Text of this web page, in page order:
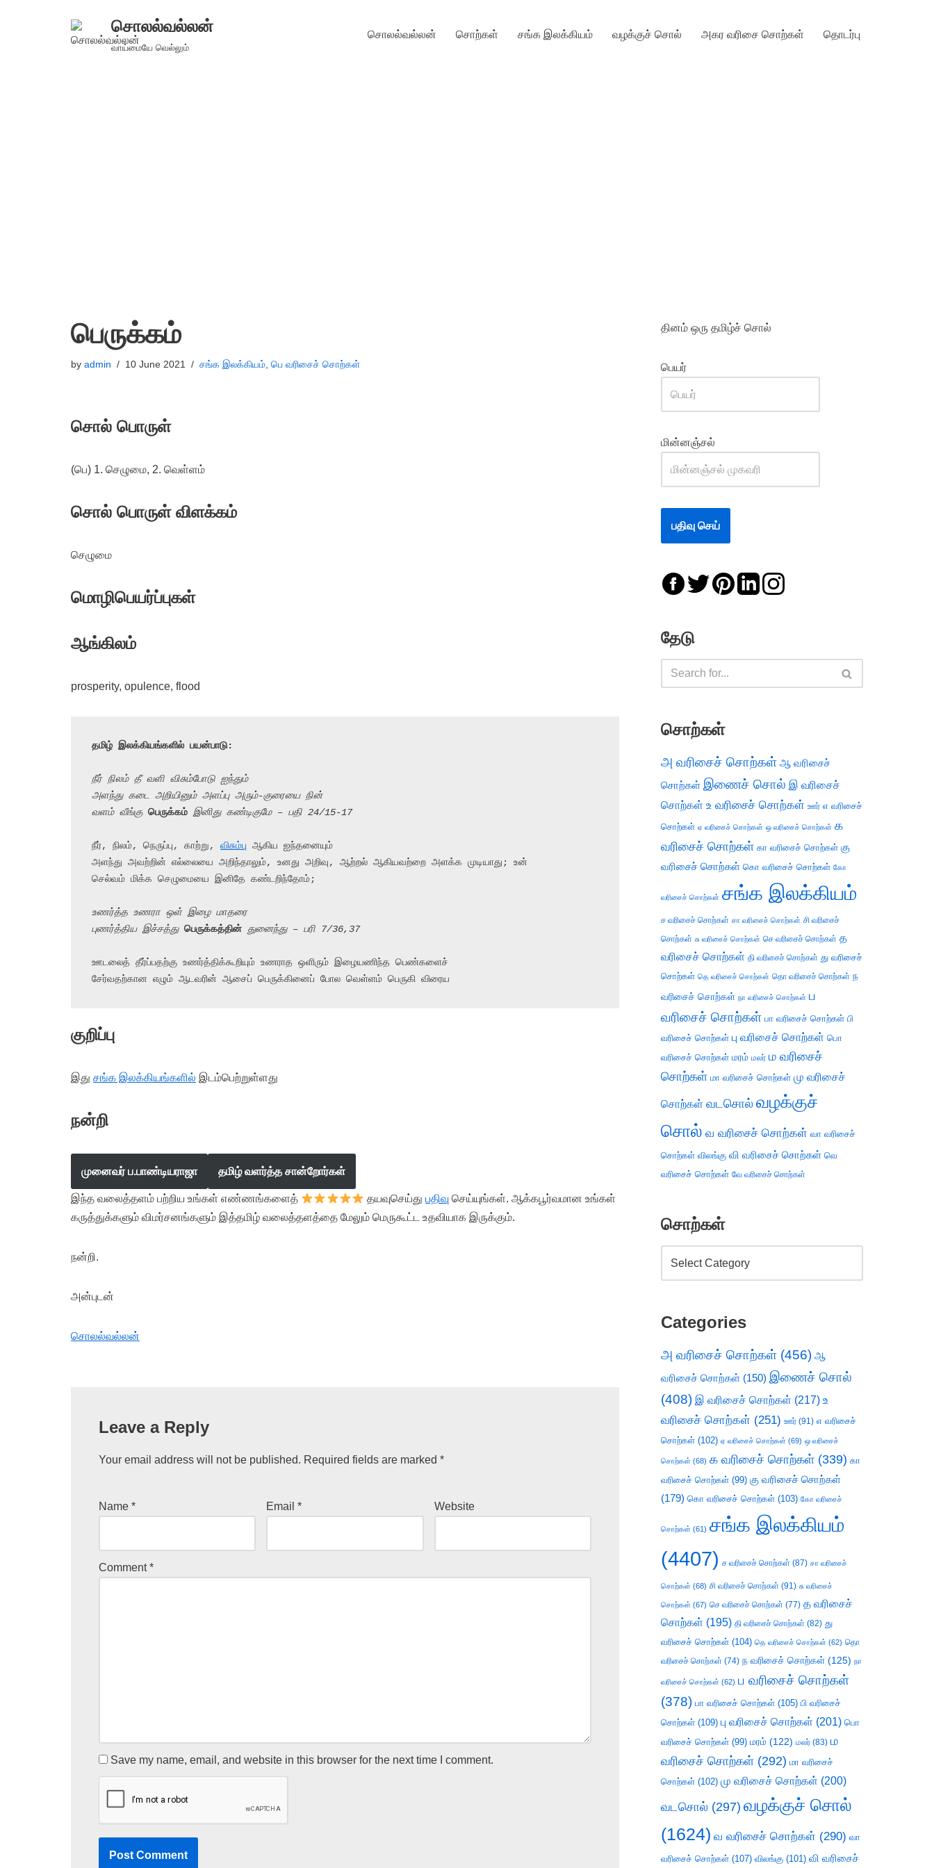
சொலல்வல்லன்
வாய்மையே வெல்லும்
சொலல்வல்லன் சொற்கள் சங்க இலக்கியம் வழக்குச் சொல் அகர வரிசை சொற்கள் தொடர்பு
பெருக்கம்
by admin 10 June 2021 சங்க இலக்கியம் பெ வரிசைச் சொற்கள்
சொல் பொருள்
(பெ) 1. செழுமை, 2. வெள்ளம்
சொல் பொருள் விளக்கம்
செழுமை
மொழிபெயர்ப்புகள்
ஆங்கிலம்
prosperity, opulence, flood
தமிழ் இலக்கியங்களில் பயன்பாடு:
நீர் நிலம் தீ வளி விசும்போடு ஐந்தும்
அளந்து கடை அறியினும் அளப்பு அரும்-குரையை நின்
வளம் வீங்கு பெருக்கம் இனிது கண்டிகுமே – பதி 24/15-17
நீர், நிலம், நெருப்பு, காற்று, விசும்பு ஆகிய ஐந்தனையும்
அளந்து அவற்றின் எல்லையை அறிந்தாலும், உனது அறிவு, ஆற்றல் ஆகியவற்றை அளக்க முடியாது; உன்
செல்வம் மிக்க செழுமையை இனிதே கண்டறிந்தோம்;
உணர்த்த உணரா ஒள் இழை மாதரை
புணர்த்திய இச்சத்து பெருக்கத்தின் துனைந்து – பரி 7/36,37
ஊடலைத் தீர்ப்பதற்கு உணர்த்திக்கூறியும் உணராத ஒளிரும் இழையணிந்த பெண்களைச்
சேர்வதற்கான எழும் ஆடவரின் ஆசைப் பெருக்கினைப் போல வெள்ளம் பெருகி விரைய
குறிப்பு
இது சங்க இலக்கியங்களில் இடம்பெற்றுள்ளது
நன்றி
முனைவர் ப.பாண்டியராஜா தமிழ் வளர்த்த சான்றோர்கள்
இந்த வலைத்தளம் பற்றிய உங்கள் எண்ணங்களைத் தயவுசெய்துபதிவு செய்யுங்கள். ஆக்கபூர்வமான உங்கள்
கருத்துக்களும் விமர்சனங்களும் இத்தமிழ் வலைத்தளத்தை மேலும் மெருகூட்ட உதவியாக இருக்கும்.
நன்றி.
அன்புடன்
சொலல்வல்லன்
Leave a Reply
Your email address will not be published. Required fields are marked *
Name * Email* Website
Comment*
Save my name, email, and website in this browser for the next time I comment.
தினம் ஒரு தமிழ்ச் சொல்
பெயர்
மின்னஞ்சல்
தேடு
சொற்கள்
அ வரிசைச் சொற்கள் ஆ வரிசைச்
சொற்கள் இணைச் சொல் இ வரிசைச்
சொற்கள் உ வரிசைச் சொற்கள் ஊர் எ வரிசைச்
சொற்கள் ஏ வரிசைச் சொற்கள் ஒ வரிசைச் சொற்கள் க
வரிசைச் சொற்கள் கா வரிசைச் சொற்கள் கு
வரிசைச் சொற்கள் கொ வரிசைச் சொற்கள் கோ
வரிசைச் சொற்கள் சங்க இலக்கியம்
ச வரிசைச் சொற்கள் சா வரிசைச் சொற்கள் சி வரிசைச்
சொற்கள் சு வரிசைச் சொற்கள் செ வரிசைச் சொற்கள் த
வரிசைச் சொற்கள் தி வரிசைச் சொற்கள் து வரிசைச்
சொற்கள் தெ வரிசைச் சொற்கள் தொ வரிசைச் சொற்கள் ந
வரிசைச் சொற்கள் நா வரிசைச் சொற்கள் ப
வரிசைச் சொற்கள் பா வரிசைச் சொற்கள் பி
வரிசைச் சொற்கள் பு வரிசைச் சொற்கள் பொ
வரிசைச் சொற்கள் மரம் மலர் ம வரிசைச்
சொற்கள் மா வரிசைச் சொற்கள் மு வரிசைச்
சொற்கள் வடசொல் வழக்குச்
சொல் வ வரிசைச் சொற்கள் வா வரிசைச்
சொற்கள் விலங்கு வி வரிசைச் சொற்கள் வெ
வரிசைச் சொற்கள் வே வரிசைச் சொற்கள்
சொற்கள்
Categories
அ வரிசைச் சொற்கள் (456) ஆ
வரிசைச் சொற்கள் (150) இணைச் சொல்
(408) இ வரிசைச் சொற்கள் (217) உ
வரிசைச் சொற்கள் (251) ஊர் (91) எ வரிசைச்
சொற்கள் (102) ஏ வரிசைச் சொற்கள் (69) ஒ வரிசைச்
சொற்கள் (68) க வரிசைச் சொற்கள் (339) கா
வரிசைச் சொற்கள் (99) கு வரிசைச் சொற்கள்
(179) கொ வரிசைச் சொற்கள் (103) கோ வரிசைச்
சொற்கள் (61) சங்க இலக்கியம்
(4407) ச வரிசைச் சொற்கள் (87) சா வரிசைச்
சொற்கள் (68) சி வரிசைச் சொற்கள் (91) சு வரிசைச்
சொற்கள் (67) செ வரிசைச் சொற்கள் (77) த வரிசைச்
சொற்கள் (195) தி வரிசைச் சொற்கள் (82) து
வரிசைச் சொற்கள் (104) தெ வரிசைச் சொற்கள் (62) தொ
வரிசைச் சொற்கள் (74) ந வரிசைச் சொற்கள் (125) நா
வரிசைச் சொற்கள் (62) ப வரிசைச் சொற்கள்
(378) பா வரிசைச் சொற்கள் (105) பி வரிசைச்
சொற்கள் (109) பு வரிசைச் சொற்கள் (201) பொ
வரிசைச் சொற்கள் (99) மரம் (122) மலர் (83) ம
வரிசைச் சொற்கள் (292) மா வரிசைச்
சொற்கள் (102) மு வரிசைச் சொற்கள் (200)
வடசொல் (297) வழக்குச் சொல்
(1624) வ வரிசைச் சொற்கள் (290) வா
வரிசைச் சொற்கள் (107) விலங்கு (101) வி வரிசைச்